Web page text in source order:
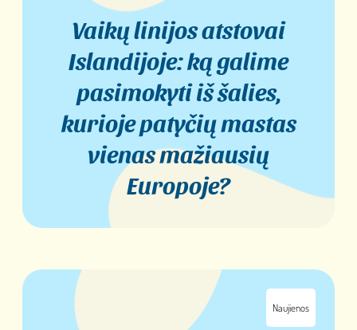
Vaikų linijos atstovai
Islandijoje: ką galime
pasimokyti iš šalies,
kurioje patyčių mastas
vienas mažiausių
Europoje?
Naujienos